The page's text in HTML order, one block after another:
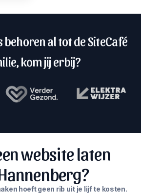
behoren al tot de SiteCafé
kom jij erbij?
website laten
hoeft geen rib uit je lijf te kosten.